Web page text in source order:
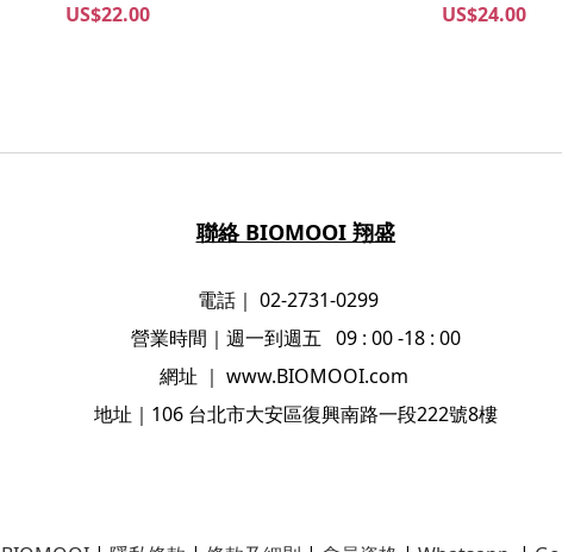
US$22.00 US$24.00
聯絡 BIOMOOI 翔盛
電話｜ 02-2731-0299
營業時間 ｜ 週一到週五 09 : 00 -18 : 00
網址 ｜ www.BIOMOOI.com
地址 ｜106 台北市大安區復興南路一段222號8樓